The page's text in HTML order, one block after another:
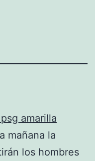
mañana la
los hombres